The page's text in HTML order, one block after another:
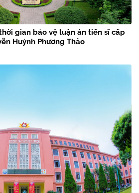
gian bảo vệ luận án tiến sĩ cấp
Huỳnh Phương Thảo